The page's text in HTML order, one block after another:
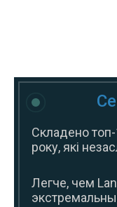
Складено
року, які
Легче, чем